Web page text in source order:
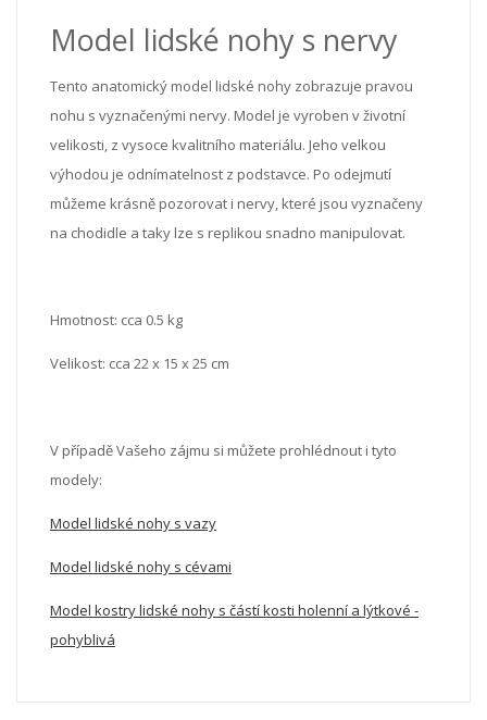
Model lidské nohy s nervy
Tento anatomický model lidské nohy zobrazuje pravou
nohu s vyznačenými nervy. Model je vyroben v životní
velikosti, z vysoce kvalitního materiálu. Jeho velkou
výhodou je odnímatelnost z podstavce. Po odejmutí
můžeme krásně pozorovat i nervy, které jsou vyznačeny
na chodidle a taky lze s replikou snadno manipulovat.
Hmotnost: cca 0.5 kg
Velikost: cca 22 x 15 x 25 cm
V případě Vašeho zájmu si můžete prohlédnout i tyto
modely:
Model lidské nohy s vazy
Model lidské nohy s cévami
Model kostry lidské nohy s částí kosti holenní a lýtkové -
pohyblivá